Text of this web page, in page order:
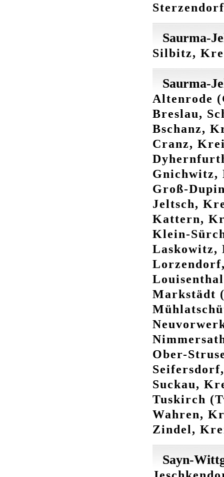
Saurma-
Silbitz,
Saurma-
Altenrode
Breslau,
Bschanz,
Cranz,
Gnichwitz,
Groß-
Jeltsch,
Kattern,
Klein-
Laskowitz,
Markstädt
Ober-
Suckau,
Tuskirch
Wahren,
Zindel,
Sayn-